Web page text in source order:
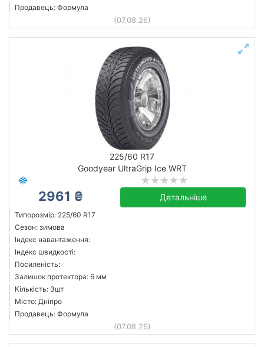
Продавець: Формула
(07.08.26)
225/60 R17
Goodyear UltraGrip Ice WRT
2961 ₴ Детальніше
Типорозмір: 225/60 R17
Сезон: зимова
Індекс навантаження:
Індекс швидкості:
Посиленість:
Залишок протектора: 6 мм
Кількість: 3шт
Місто: Дніпро
Продавець: Формула
(07.08.26)